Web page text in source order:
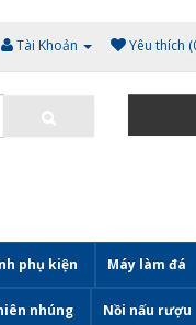
Tài Khoản Yêu thích
phụ kiện Máy làm đá
nhúng Nồi nấu rượu